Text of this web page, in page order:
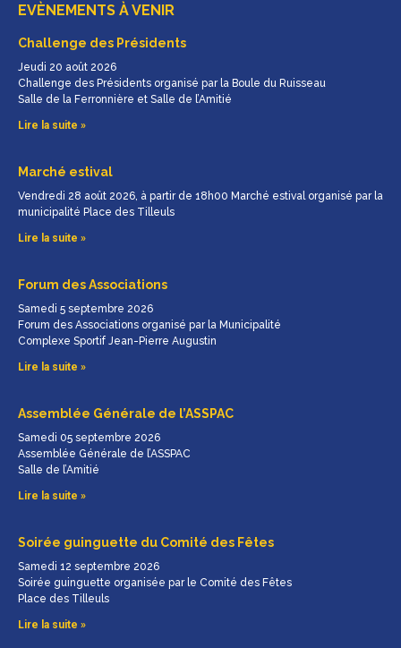
EVÈNEMENTS À VENIR
Challenge des Présidents
Jeudi 20 août 2026
Challenge des Présidents organisé par la Boule du Ruisseau
Salle de la Ferronnière et Salle de l’Amitié
Lire la suite »
Marché estival
Vendredi 28 août 2026, à partir de 18h00 Marché estival organisé par la
municipalité Place des Tilleuls
Lire la suite »
Forum des Associations
Samedi 5 septembre 2026
Forum des Associations organisé par la Municipalité
Complexe Sportif Jean-Pierre Augustin
Lire la suite »
Assemblée Générale de l’ASSPAC
Samedi 05 septembre 2026
Assemblée Générale de l’ASSPAC
Salle de l’Amitié
Lire la suite »
Soirée guinguette du Comité des Fêtes
Samedi 12 septembre 2026
Soirée guinguette organisée par le Comité des Fêtes
Place des Tilleuls
Lire la suite »